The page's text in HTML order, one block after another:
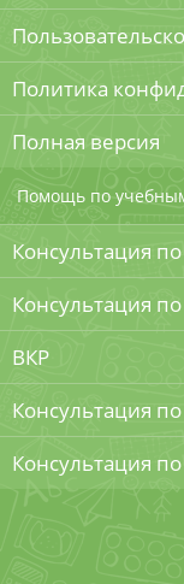
Политика
Полная версия
Помощь по
Консультация
Консультация
ВКР
Консультация
Консультация